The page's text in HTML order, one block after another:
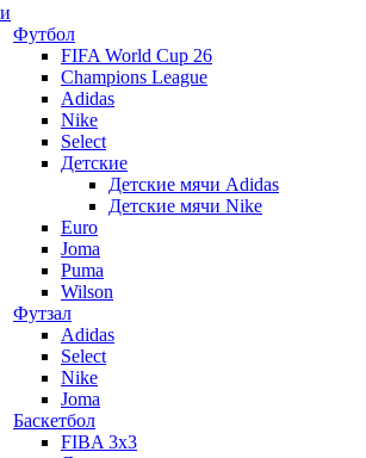
Футбол
FIFA World Cup 26
Champions League
Adidas
Nike
Select
Детские
Детские мячи Adidas
Детские мячи Nike
Euro
Joma
Puma
Wilson
Футзал
Adidas
Select
Nike
Joma
Баскетбол
FIBA 3x3